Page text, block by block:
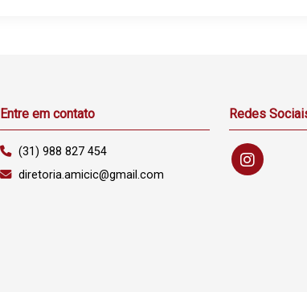
Entre em contato
(31) 988 827 454
diretoria.amicic@gmail.com
Redes